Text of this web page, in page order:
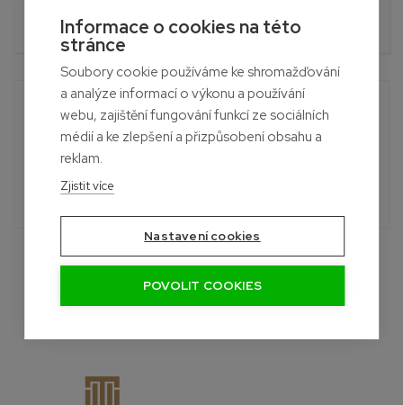
Potřebujete poradit?
Roman
+420 601 390 004
Pon-Sob, 7:00 - 19:00 hod.
obkladu?
Informace o cookies na této
stránce
Soubory cookie používáme ke shromažďování
a analýze informací o výkonu a používání
webu, zajištění fungování funkcí ze sociálních
médií a ke zlepšení a přizpůsobení obsahu a
reklam.
Zjistit více
Nastavení cookies
POVOLIT COOKIES